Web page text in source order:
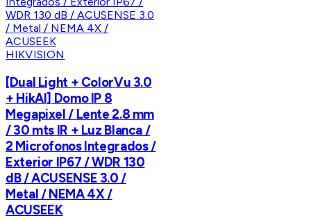
HIKVISION
[Dual Light + ColorVu 3.0
+ HikAI] Domo IP 8
Megapixel / Lente 2.8 mm
/ 30 mts IR + Luz Blanca /
2 Microfonos Integrados /
Exterior IP67 / WDR 130
dB / ACUSENSE 3.0 /
Metal / NEMA 4X /
ACUSEEK